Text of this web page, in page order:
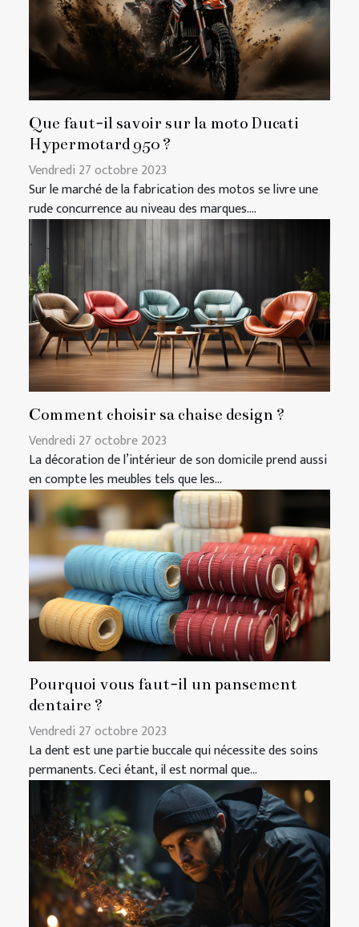
Que faut-il savoir sur la moto Ducati
Hypermotard 950 ?
Vendredi 27 octobre 2023
Sur le marché de la fabrication des motos se livre une
rude concurrence au niveau des marques....
Comment choisir sa chaise design ?
Vendredi 27 octobre 2023
La décoration de l’intérieur de son domicile prend aussi
en compte les meubles tels que les...
Pourquoi vous faut-il un pansement
dentaire ?
Vendredi 27 octobre 2023
La dent est une partie buccale qui nécessite des soins
permanents. Ceci étant, il est normal que...